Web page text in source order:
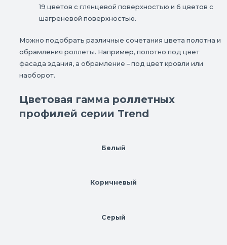
19 цветов с глянцевой поверхностью и 6 цветов с
шагреневой поверхностью.
Можно подобрать различные сочетания цвета полотна и
обрамления роллеты. Например, полотно под цвет
фасада здания, а обрамление – под цвет кровли или
наоборот.
Цветовая гамма роллетных
профилей серии Trend
Белый
Коричневый
Серый